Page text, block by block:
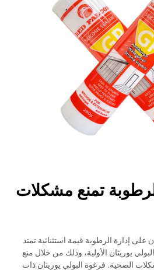
تمنع مشكلات
على إدارة الرطوبة قيمة استثنائية تمتد
يوريثان الأولية، وذلك من خلال منع
الصحية. فرغوة البولي يوريثان ذات